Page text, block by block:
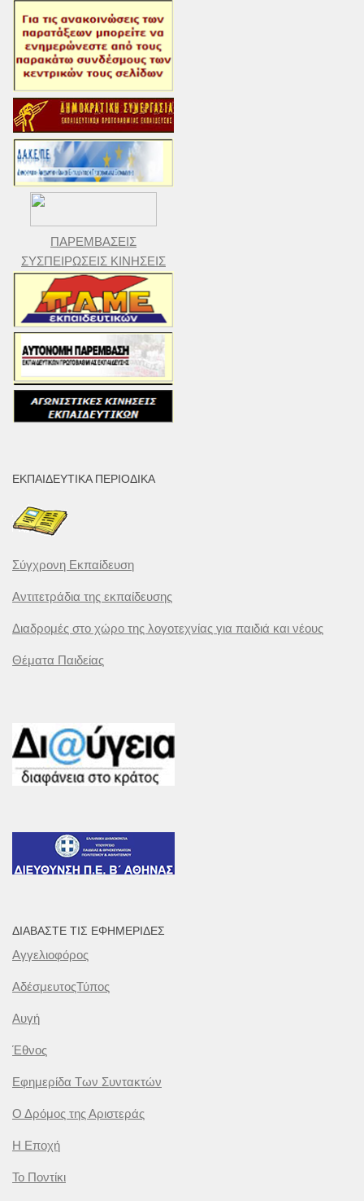
ΠΑΡΕΜΒΑΣΕΙΣ
ΣΥΣΠΕΙΡΩΣΕΙΣ ΚΙΝΗΣΕΙΣ
ΕΚΠΑΙΔΕΥΤΙΚΆ ΠΕΡΙΟΔΙΚΆ
Σύγχρονη Εκπαίδευση
Αντιτετράδια της εκπαίδευσης
Διαδρομές στο χώρο της λογοτεχνίας για παιδιά και νέους
Θέματα Παιδείας
ΔΙΑΒΆΣΤΕ ΤΙΣ ΕΦΗΜΕΡΊΔΕΣ
Αγγελιοφόρος
ΑδέσμευτοςΤύπος
Αυγή
Έθνος
Εφημερίδα Των Συντακτών
Ο Δρόμος της Αριστεράς
Η Εποχή
Το Ποντίκι